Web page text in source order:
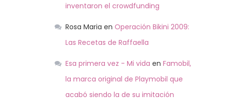
inventaron el crowdfunding
Rosa Maria en Operación Bikini 2009:
Las Recetas de Raffaella
Esa primera vez - Mi vida en Famobil,
la marca original de Playmobil que
acabó siendo la de su imitación